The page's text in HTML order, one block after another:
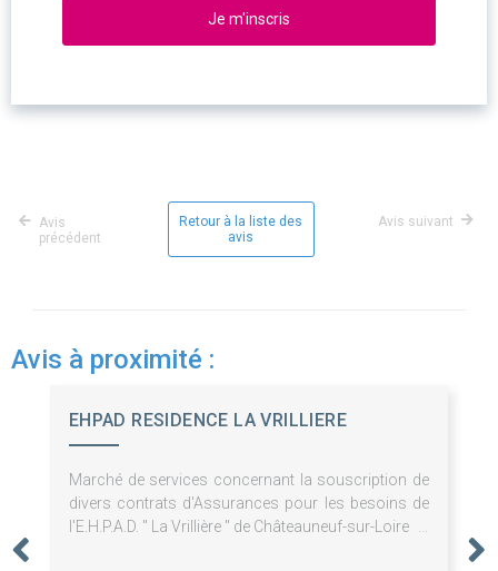
Je m'inscris
Avis
précédent
Retour à la liste des
avis
Avis suivant
Avis à proximité :
EHPAD RESIDENCE LA VRILLIERE
Marché de services concernant la souscription de
divers contrats d'Assurances pour les besoins de
l'E.H.P.A.D. " La Vrillière " de Châteauneuf-sur-Loire